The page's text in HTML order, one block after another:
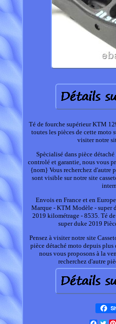
Té de fourche supérieur KTM
toutes les pièces de cette moto
visiter notre
Spècialisé dans pièce
controlé et garantie, nous vous
{nom} Vous recherchez d'autre
sont visible sur notre site
Envois en France et en
Marque - KTM Modèle - super
2019 kilométrage - 8535. Té
super duke 2019
Pensez à visiter notre site
pièce détaché moto depuis
nous vous proposons à la
recherchez d'autre